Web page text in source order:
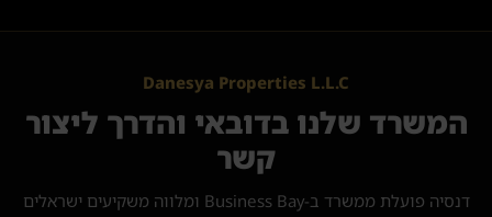
Danesya Properties L.L.C
המשרד שלנו בדובאי והדרך ליצור
קשר
דנסיה פועלת ממשרד ב-Business Bay ומלווה משקיעים ישראלים